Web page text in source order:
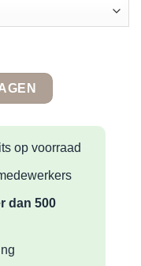
op voorraad
dan 500